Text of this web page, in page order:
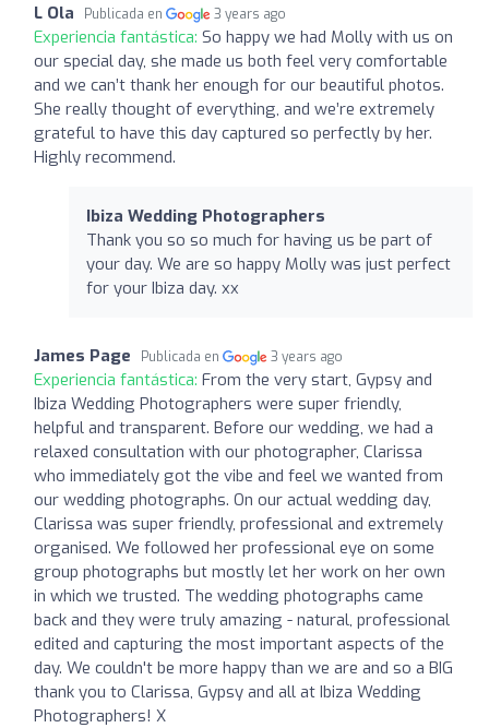
L Ola Publicada en 3 years ago
Experiencia fantástica: So happy we had Molly with us on
our special day, she made us both feel very comfortable
and we can’t thank her enough for our beautiful photos.
She really thought of everything, and we’re extremely
grateful to have this day captured so perfectly by her.
Highly recommend.
Ibiza Wedding Photographers
Thank you so so much for having us be part of
your day. We are so happy Molly was just perfect
for your Ibiza day. xx
James Page Publicada en 3 years ago
Experiencia fantástica: From the very start, Gypsy and
Ibiza Wedding Photographers were super friendly,
helpful and transparent. Before our wedding, we had a
relaxed consultation with our photographer, Clarissa
who immediately got the vibe and feel we wanted from
our wedding photographs. On our actual wedding day,
Clarissa was super friendly, professional and extremely
organised. We followed her professional eye on some
group photographs but mostly let her work on her own
in which we trusted. The wedding photographs came
back and they were truly amazing - natural, professional
edited and capturing the most important aspects of the
day. We couldn't be more happy than we are and so a BIG
thank you to Clarissa, Gypsy and all at Ibiza Wedding
Photographers! X